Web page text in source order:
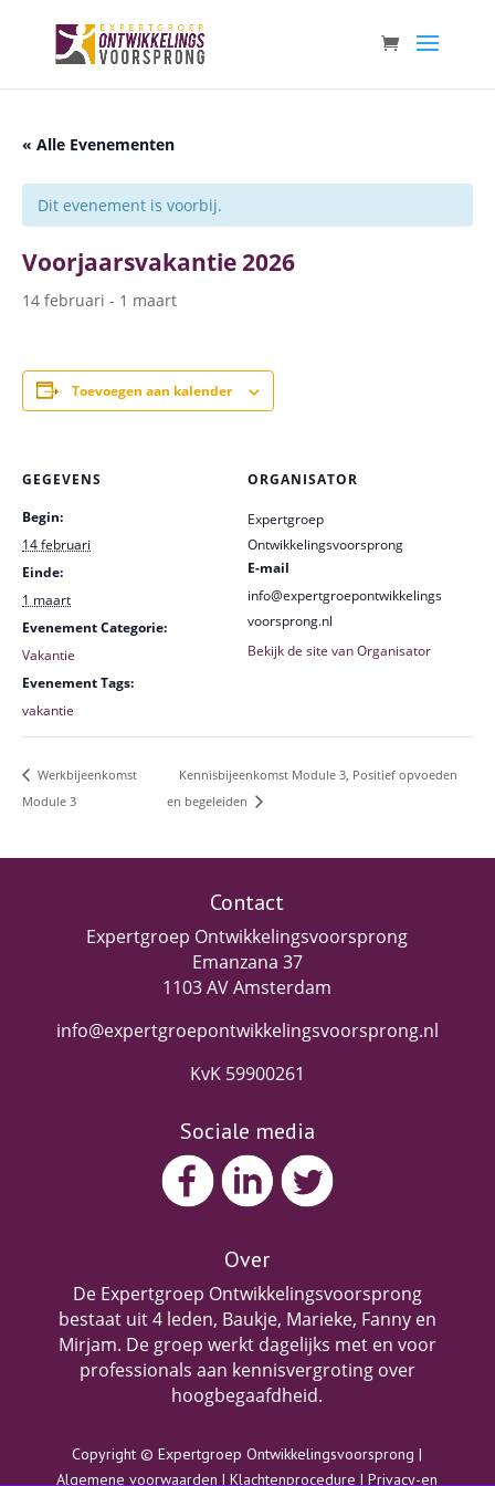
« Alle Evenementen
Dit evenement is voorbij.
Voorjaarsvakantie 2026
14 februari - 1 maart
Toevoegen aan kalender
GEGEVENS
Begin:
14 februari
Einde:
1 maart
Evenement Categorie:
Vakantie
Evenement Tags:
vakantie
ORGANISATOR
Expertgroep
Ontwikkelingsvoorsprong
E-mail
info@expertgroepontwikkelings
voorsprong.nl
Bekijk de site van Organisator
Werkbijeenkomst
Module 3
Kennisbijeenkomst Module 3, Positief opvoeden
en begeleiden
Contact
Expertgroep Ontwikkelingsvoorsprong
Emanzana 37
1103 AV Amsterdam
info@expertgroepontwikkelingsvoorsprong.nl
KvK 59900261
Sociale media
Over
De Expertgroep Ontwikkelingsvoorsprong
bestaat uit 4 leden, Baukje, Marieke, Fanny en
Mirjam. De groep werkt dagelijks met en voor
professionals aan kennisvergroting over
hoogbegaafdheid.
Copyright © Expertgroep Ontwikkelingsvoorsprong |
Algemene voorwaarden |Klachtenprocedure |Privacy-en